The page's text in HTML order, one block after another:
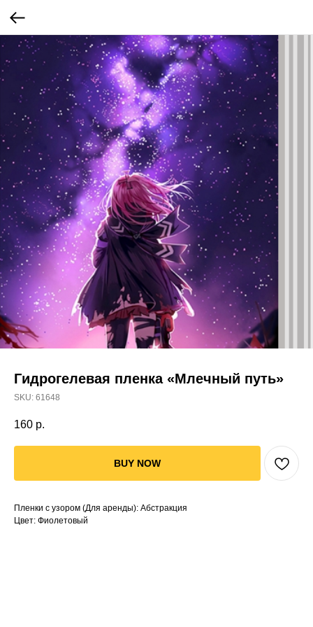
Гидрогелевая пленка «Млечный путь»
SKU: 61648
160 р.
BUY NOW
Пленки с узором (Для аренды): Абстракция
Цвет: Фиолетовый